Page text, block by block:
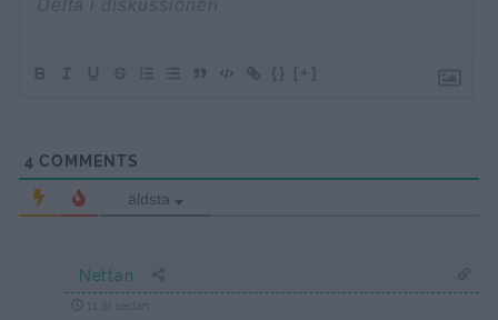
{} [+]
4 COMMENTS
äldsta
Nettan
11 år sedan